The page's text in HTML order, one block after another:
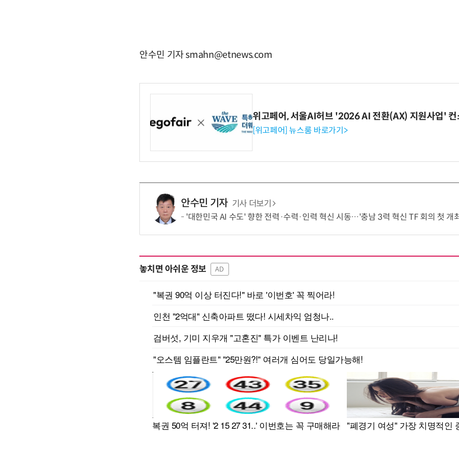
안수민 기자 smahn@etnews.com
위고페어, 서울AI허브 '2026 AI 전환(AX) 지원사업' 컨
[위고페어] 뉴스룸 바로가기>
안수민 기자 기사 더보기
'대한민국 AI 수도' 향한 전력·수력·인력 혁신 시동…'충남 3력 혁신 TF 회의 첫 개최
놓치면 아쉬운 정보 AD